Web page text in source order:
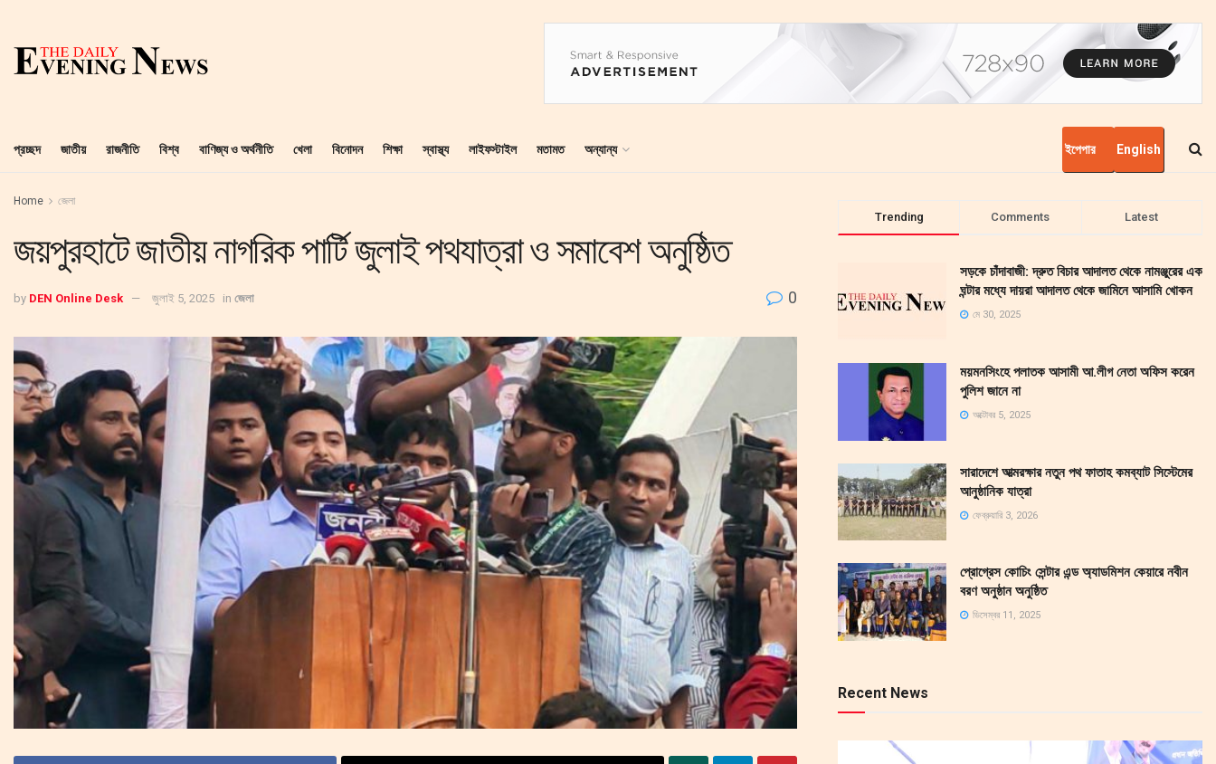
প্রচ্ছদ জাতীয় রাজনীতি বিশ্ব বাণিজ্য ও অর্থনীতি খেলা বিনোদন শিক্ষা স্বাস্থ্য লাইফস্টাইল মতামত অন্যান্য ইপেপার English
Home জেলা
জয়পুরহাটে জাতীয় নাগরিক পার্টি জুলাই পথযাত্রা ও সমাবেশ অনুষ্ঠিত
by DEN Online Desk জুলাই 5, 2025 in জেলা 0
Trending Comments Latest
সড়কে চাঁদাবাজী: দ্রুত বিচার আদালত থেকে নামঞ্জুরের এক
ঘন্টার মধ্যে দায়রা আদালত থেকে জামিনে আসামি খোকন
মে 30, 2025
ময়মনসিংহে পলাতক আসামী আ.লীগ নেতা অফিস করেন
পুলিশ জানে না
অক্টোবর 5, 2025
সারাদেশে আত্মরক্ষার নতুন পথ ফাতাহ কমব্যাট সিস্টেমের
আনুষ্ঠানিক যাত্রা
ফেব্রুয়ারি 3, 2026
প্রোগ্রেস কোচিং সেন্টার এন্ড অ্যাডমিশন কেয়ারে নবীন
বরণ অনুষ্ঠান অনুষ্ঠিত
ডিসেম্বর 11, 2025
Recent News